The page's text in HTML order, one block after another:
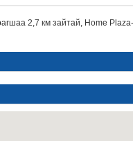
2,7 км зайтай, Home